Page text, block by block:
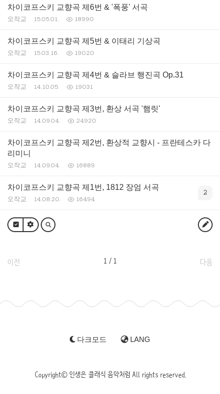
차이코프스키 교향곡 제6번 & '폭풍' 서곡
오작교 15.05.01. 18990
차이코프스키 교향곡 제5번 & 이태리 기상곡
오작교 15.03.16. 19020
차이코프스키 교향곡 제4번 & 슬라브 행진곡 Op.31
오작교 14.10.05. 19031
차이코프스키 교향곡 제3번, 환상 서곡 '햄릿'
오작교 14.09.04. 24920
차이코프스키 교향곡 제2번, 환상적 교향시 - 프란테스카 다
리미니
오작교 14.09.04. 16889
차이코프스키 교향곡 제1번, 1812 장엄 서곡
오작교 14.08.20. 16494
2
이전 1 / 1 다음
다크모드 LANG
Copyright© 인생은 클래식 음악처럼 All rights reserved.